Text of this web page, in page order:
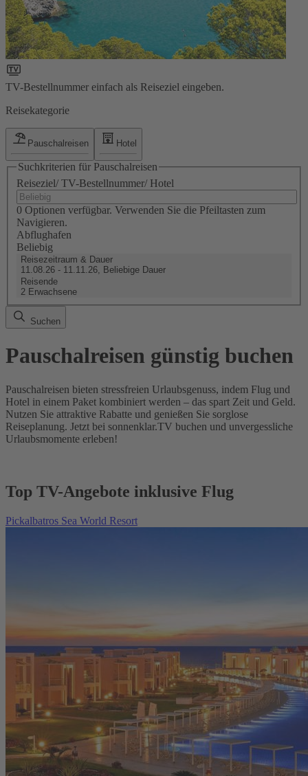
TV-Bestellnummer einfach als Reiseziel eingeben.
Reisekategorie
Pauschalreisen Hotel
Suchkriterien für Pauschalreisen
Reiseziel/ TV-Bestellnummer/ Hotel
0 Optionen verfügbar. Verwenden Sie die Pfeiltasten zum
Navigieren.
Abflughafen
Beliebig
Reisezeitraum & Dauer
11.08.26 - 11.11.26, Beliebige Dauer
Reisende
2 Erwachsene
Suchen
Pauschalreisen günstig buchen
Pauschalreisen bieten stressfreien Urlaubsgenuss, indem Flug und
Hotel in einem Paket kombiniert werden – das spart Zeit und Geld.
Nutzen Sie attraktive Rabatte und genießen Sie sorglose
Reiseplanung. Jetzt bei sonnenklar.TV buchen und unvergessliche
Urlaubsmomente erleben!
Top TV-Angebote inklusive Flug
Pickalbatros Sea World Resort